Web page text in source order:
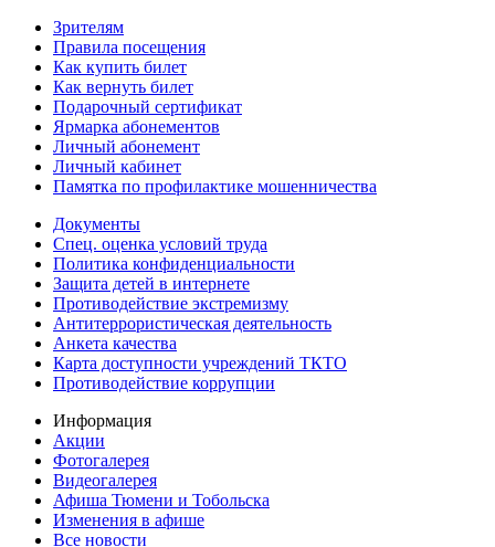
Зрителям
Правила посещения
Как купить билет
Как вернуть билет
Подарочный сертификат
Ярмарка абонементов
Личный абонемент
Личный кабинет
Памятка по профилактике мошенничества
Документы
Спец. оценка условий труда
Политика конфиденциальности
Защита детей в интернете
Противодействие экстремизму
Антитеррористическая деятельность
Анкета качества
Карта доступности учреждений ТКТО
Противодействие коррупции
Информация
Акции
Фотогалерея
Видеогалерея
Афиша Тюмени и Тобольска
Изменения в афише
Все новости